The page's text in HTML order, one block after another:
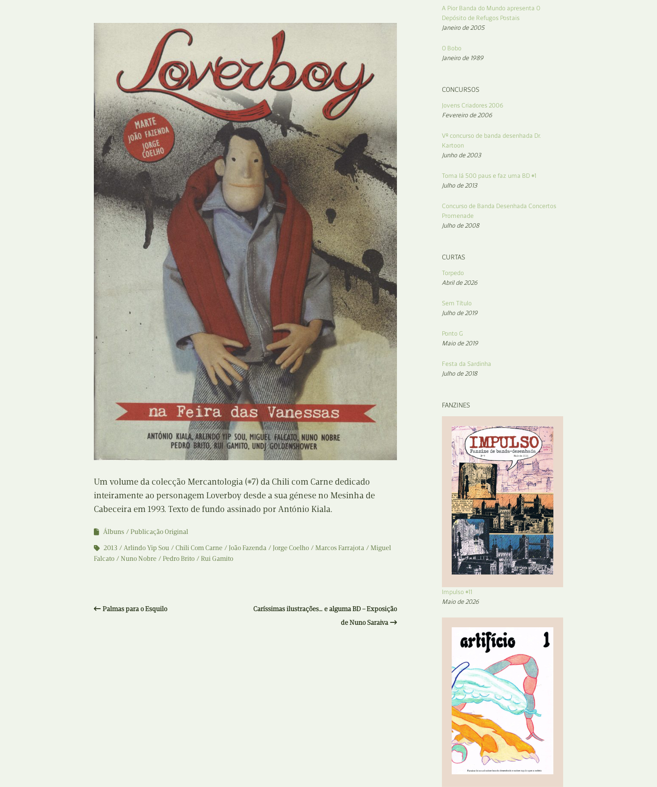
Colóquios
Concursos
Curtas
Edição Digital
Edição Portuguesa
Exposições e Eventos
Fanzines
Festivais e Salões
Internacional
Para BD
Publicação Original
Prémios
Programas e Catálogos
Publicações em periódicos
Recolha
Rubricas
Um volume da colecção Mercantologia (#7) da Chili com Carne dedicado
inteiramente ao personagem Loverboy desde a sua génese no Mesinha de
Cabeceira em 1993. Texto de fundo assinado por António Kiala.
Álbuns
Publicação Original
2013
Arlindo Yip Sou Chili Com Carne João Fazenda Jorge Coelho Marcos Farrajota
Miguel
Falcato
Nuno Nobre Pedro Brito Rui Gamito
Palmas para o Esquilo
Caríssimas ilustrações… e alguma BD – Exposição
de Nuno Saraiva
A Pior Banda do Mundo apresenta O
Depósito de Refugos Postais
Janeiro de 2005
O Bobo
Janeiro de 1989
CONCURSOS
Jovens Criadores 2006
Fevereiro de 2006
Vº concurso de banda desenhada Dr.
Kartoon
Junho de 2003
Toma lá 500 paus e faz uma BD #1
Julho de 2013
Concurso de Banda Desenhada Concertos
Promenade
Julho de 2008
CURTAS
Torpedo
Abril de 2026
Sem Título
Julho de 2019
Ponto G
Maio de 2019
Festa da Sardinha
Julho de 2018
FANZINES
Impulso #11
Maio de 2026